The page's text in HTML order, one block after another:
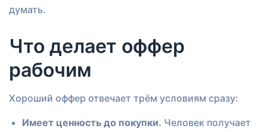
думать.
Что делает оффер
рабочим
Хороший оффер отвечает трём условиям сразу:
Имеет ценность до покупки. Человек получает